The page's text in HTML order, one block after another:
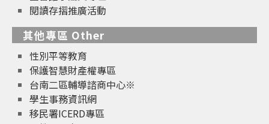
閱讀存摺推廣活動
其他專區 Other
性別平等教育
保護智慧財產權專區
台南二區輔導諮商中心※
學生事務資訊網
移民署ICERD專區